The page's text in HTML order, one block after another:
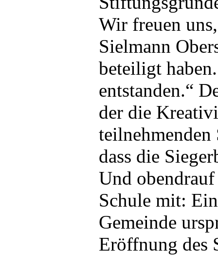
Wir freuen
Sielmann
beteiligt
entstanden.“
der die
teilnehmenden
dass die
Und
Schule mit:
Gemeinde
Eröffnung des